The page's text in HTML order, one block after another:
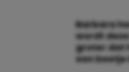
Barbara
wordt
groter dat
een beetje